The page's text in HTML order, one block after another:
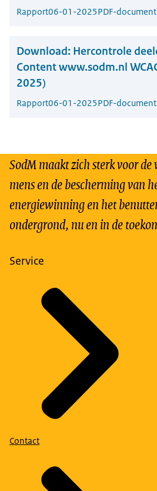
Rapport06-01-2025PDF-document
Download: Hercontrole
Content www.sodm.nl
2025)
Rapport06-01-2025PDF-document
SodM maakt zich sterk voor
mens en de bescherming van
energiewinning en het
ondergrond, nu en in de
Service
Contact